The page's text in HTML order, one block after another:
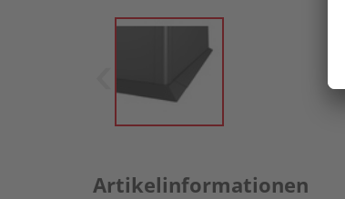
Artikelinformationen